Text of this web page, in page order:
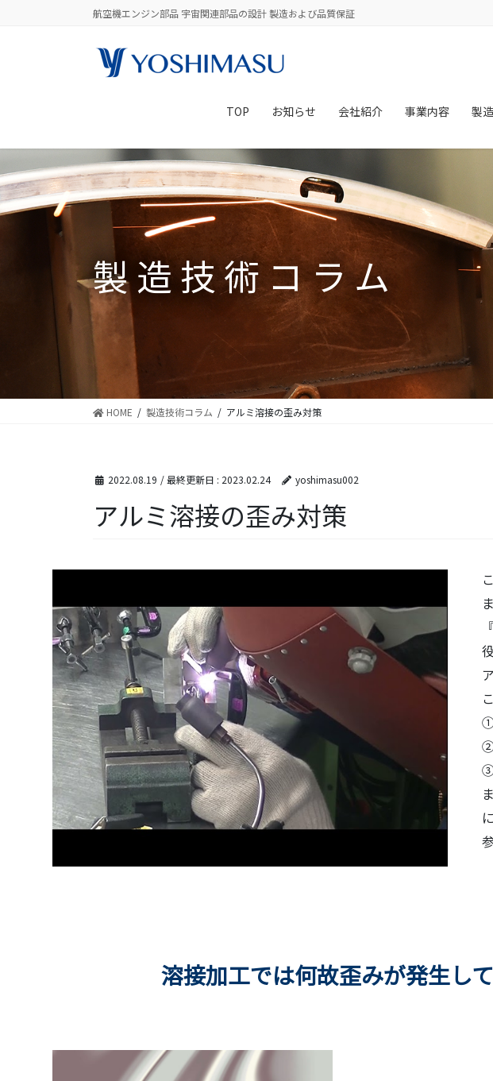
動
航空機エンジン部品 宇宙関連部品の設計 製造および品質保証
TOP お知らせ 会社紹介 事業内容 製
製造技術コラム
HOME 製造技術コラム アルミ溶接の歪み対策
2022.08.19 / 最終更新日 : 2023.02.24 yoshimasu002
アルミ溶接の歪み対策
①
②
③
溶接加工では何故歪みが発生し